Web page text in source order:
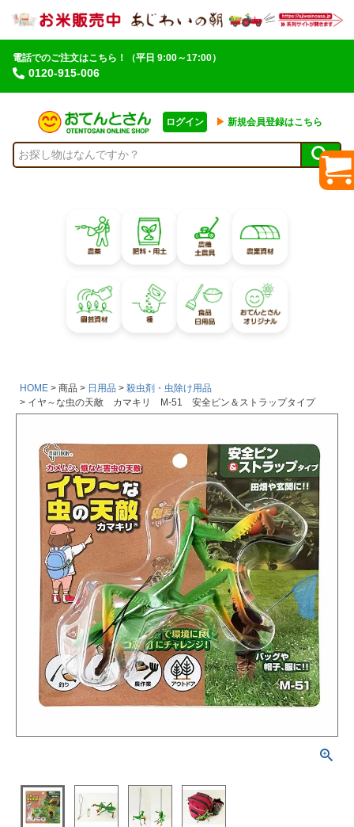
電話でのご注文はこちら！
0120-915-006
（平日 9:00～17:00）
ログイン ▶︎ 新規会員登録はこちら
HOME 商品 日用品
殺虫剤・虫除け用品
イヤ～な虫の天敵 カマキリ M-51 安全ピン＆ストラップタイプ